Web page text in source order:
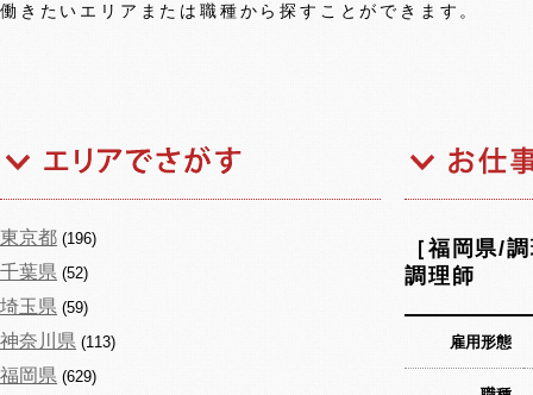
働きたいエリアまたは職種から探すことができます。
東京都 (196)
千葉県 (52)
埼玉県 (59)
神奈川県 (113)
福岡県 (629)
［福岡県/
調理師
雇用形態